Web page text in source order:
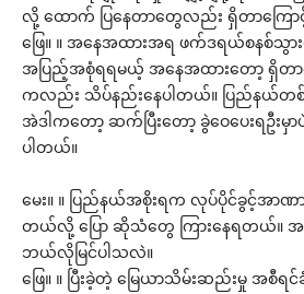
လို့ ‌ထောက် ပြ‌နေတာ‌တွေလည်း ရှိတာ‌ကြော
ဖြေ။ ။ အ‌နေအထားအရ ဖက်ဒရယ်စန
အပြည့်အစုံရရမယ့် အ‌နေအထား‌တော့ ရှိတ
ကလည်း သိပ်နည်း‌နေပါတယ်။ ပြည်နယ်
အဲဒါက‌တော့ ဆက်ပြီး‌တော့ ခွဲ‌ဝေ‌ပေးရဦ
ပါတယ်။
မေး။ ။ ပြည်နယ်အစိုးရက လုပ်ပိုင်ခွင့်အ
တယ်လို့ ‌ပြော ဆိုသံ‌တွေ ကြား‌နေရတယ်။
ဘယ်လိုမြင်ပါသလဲ။
ဖြေ။ ။ ပြီးခဲ့တဲ့ ‌မြေယာသိမ်းဆည်းမှု အစီ